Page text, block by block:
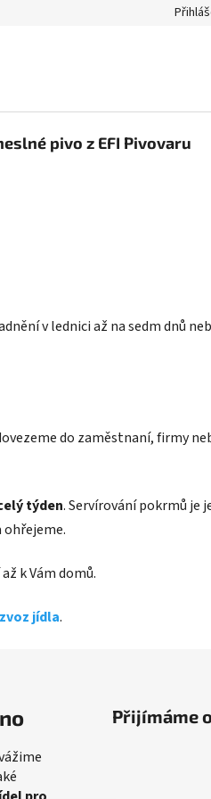
pivo z EFI Pivovaru
v lednici až na sedm dnů
do zaměstnaní, firmy
týden. Servírování pokrmů je
k Vám domů.
jídla.
Přijímáme